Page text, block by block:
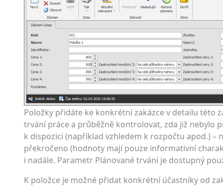
Položky přidáte ke konkrétní zakázce v detailu této
trvání práce a průběžně kontrolovat, zda již nebylo
k dispozici (například vzhledem k rozpočtu apod.)
překročeno (hodnoty mají pouze informativní
i nadále. Parametr Plánované trvání je dostupný
K položce je možné přidat konkrétní účastníky od